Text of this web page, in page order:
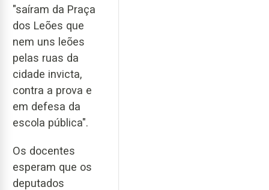
"saíram da Praça
dos Leões que
nem uns leões
pelas ruas da
cidade invicta,
contra a prova e
em defesa da
escola pública".
Os docentes
esperam que os
deputados